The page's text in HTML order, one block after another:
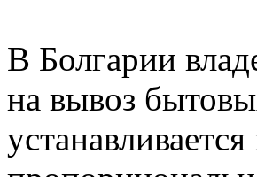
В Болгарии
на вывоз